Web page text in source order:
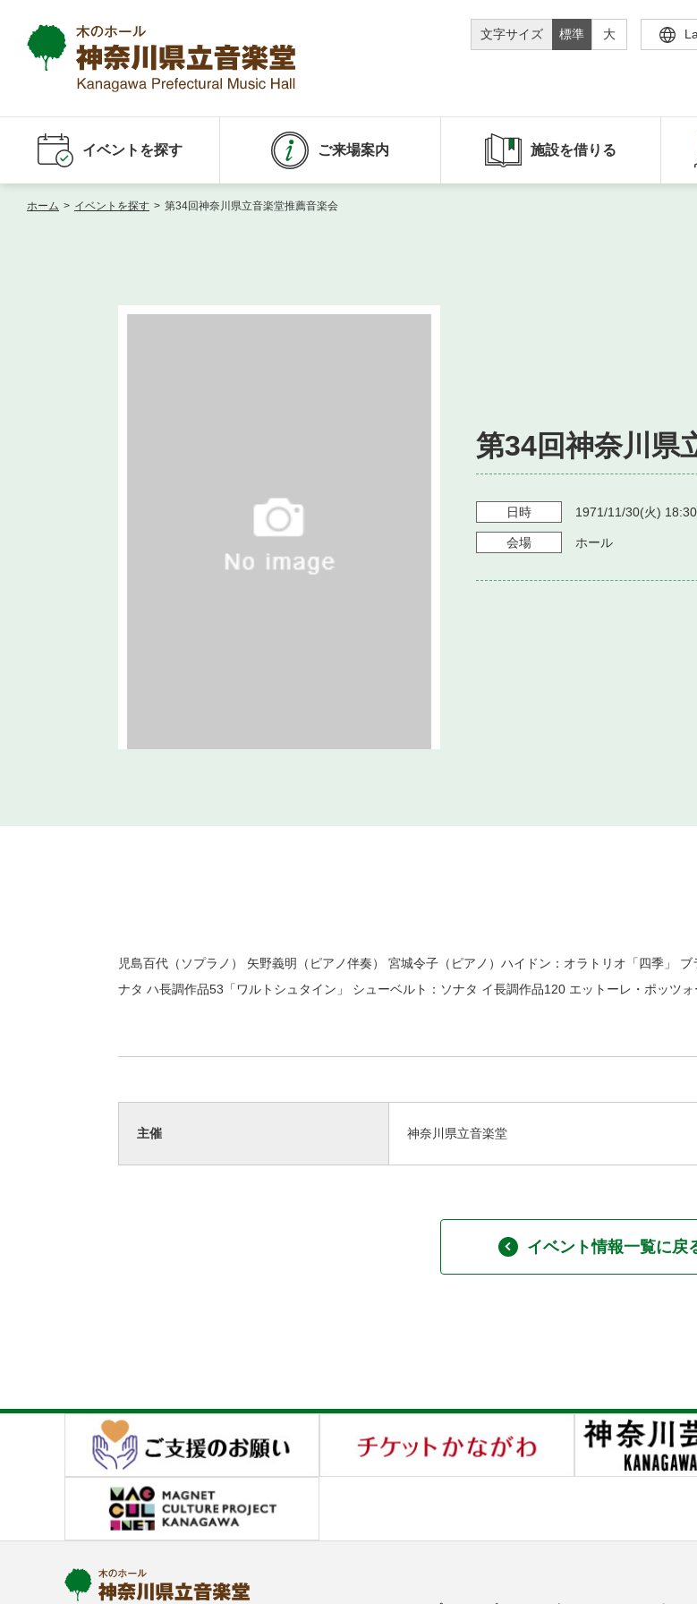
文字サイズ 標準 大
イベントを探す ご来場案内 施設を借りる
ホーム > イベントを探す > 第34回神奈川県立音楽堂推薦音楽会
第34回神奈川県
日時 1971/11/30(火) 18:30
会場 ホール
児島百代（ソプラノ） 矢野義明（ピアノ伴奏） 宮城令子（ピアノ）ハイドン：オラトリオ「四季」
ナタ ハ長調作品53「ワルトシュタイン」 シューベルト：ソナタ イ長調作品120 エットーレ・ポッツ
主催 神奈川県立音楽堂
イベント情報一覧に戻